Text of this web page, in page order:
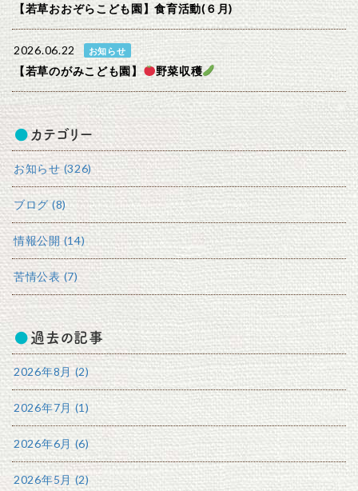
【若草おおぞらこども園】食育活動(６月)
2026.06.22 お知らせ
【若草のがみこども園】 野菜収穫
カテゴリー
お知らせ (326)
ブログ (8)
情報公開 (14)
苦情公表 (7)
過去の記事
2026年8月 (2)
2026年7月 (1)
2026年6月 (6)
2026年5月 (2)